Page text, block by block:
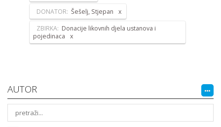
DONATOR: Šešelj, Stjepan
ZBIRKA: Donacije likovnih djela ustanova i
pojedinaca
AUTOR